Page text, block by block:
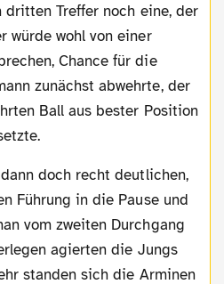
dritten Treffer noch eine, der
würde wohl von einer
Chance für die
zunächst abwehrte, der
Ball aus bester Position
Führung in die Pause und
vom zweiten Durchgang
agierten die Jungs
standen sich die Arminen